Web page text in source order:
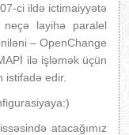
ci ildə ictimaiyyətə
layihə paralel
– OpenChange
ilə işləmək üçün
istifadə edir.
atacağımız